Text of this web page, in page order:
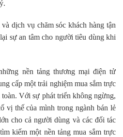
dịch vụ chăm sóc khách hàng tận
sự an tâm cho người tiêu dùng khi
nền tảng thương mại điện tử
cấp một trải nghiệm mua sắm trực
Với sự phát triển không ngừng,
vị thế của mình trong ngành bán lẻ
cho cả người dùng và các đối tác
kiếm một nền tảng mua sắm trực